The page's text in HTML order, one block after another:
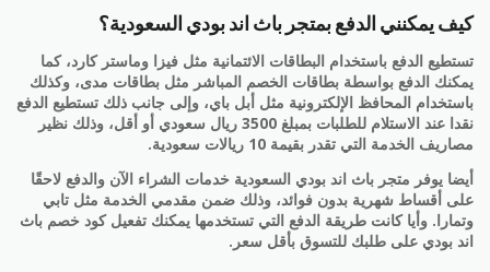
كيف يمكنني الدفع بمتجر باث اند بودي السعودية؟
تستطيع الدفع باستخدام البطاقات الائتمانية مثل فيزا وماستر كارد، كما
يمكنك الدفع بواسطة بطاقات الخصم المباشر مثل بطاقات مدى، وكذلك
باستخدام المحافظ الإلكترونية مثل أبل باي، وإلى جانب ذلك تستطيع الدفع
نقدا عند الاستلام للطلبات بمبلغ 3500 ريال سعودي أو أقل، وذلك نظير
مصاريف الخدمة التي تقدر بقيمة 10 ريالات سعودية.
أيضا يوفر متجر باث اند بودي السعودية خدمات الشراء الآن والدفع لاحقًا
على أقساط شهرية بدون فوائد، وذلك ضمن مقدمي الخدمة مثل تابي
وتمارا. وأيا كانت طريقة الدفع التي تستخدمها يمكنك تفعيل كود خصم باث
اند بودي على طلبك للتسوق بأقل سعر.